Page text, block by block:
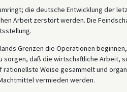
die deutsche Entwicklung der
Arbeit zerstört werden. Die
Grenzen die Operationen
sorgen, daß die wirtschaftliche Arbeit,
rationellste Weise gesammelt und
vermieden werden.